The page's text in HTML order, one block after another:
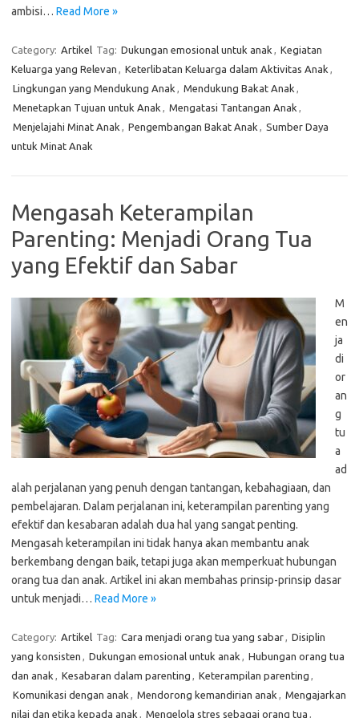
ambisi… Read More »
Category: Artikel Tag: Dukungan emosional untuk anak , Kegiatan
Keluarga yang Relevan , Keterlibatan Keluarga dalam Aktivitas Anak ,
Lingkungan yang Mendukung Anak , Mendukung Bakat Anak ,
Menetapkan Tujuan untuk Anak , Mengatasi Tantangan Anak ,
Menjelajahi Minat Anak , Pengembangan Bakat Anak , Sumber Daya
untuk Minat Anak
Mengasah Keterampilan
Parenting: Menjadi Orang Tua
yang Efektif dan Sabar
M
en
ja
di
or
an
g
tu
a
ad
alah perjalanan yang penuh dengan tantangan, kebahagiaan, dan
pembelajaran. Dalam perjalanan ini, keterampilan parenting yang
efektif dan kesabaran adalah dua hal yang sangat penting.
Mengasah keterampilan ini tidak hanya akan membantu anak
berkembang dengan baik, tetapi juga akan memperkuat hubungan
orang tua dan anak. Artikel ini akan membahas prinsip-prinsip dasar
untuk menjadi… Read More »
Category: Artikel Tag: Cara menjadi orang tua yang sabar, Disiplin
yang konsisten , Dukungan emosional untuk anak , Hubungan orang tua
dan anak , Kesabaran dalam parenting , Keterampilan parenting ,
Komunikasi dengan anak , Mendorong kemandirian anak , Mengajarkan
nilai dan etika kepada anak , Mengelola stres sebagai orang tua ,